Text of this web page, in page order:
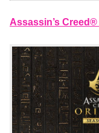
Assassin’s